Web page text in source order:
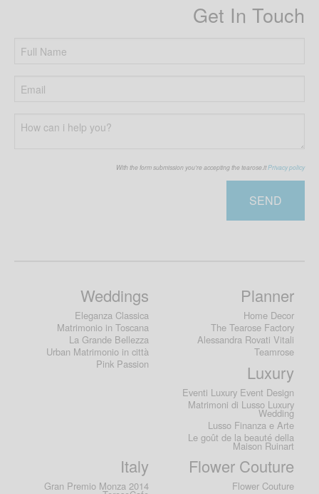
Get In Touch
With the form submission you're accepting the tearose.itPrivacy policy
SEND
Weddings
Eleganza Classica
Matrimonio in Toscana
La Grande Bellezza
Urban Matrimonio in città
Pink Passion
Planner
Home Decor
The Tearose Factory
Alessandra Rovati Vitali
Teamrose
Luxury
Eventi Luxury Event Design
Matrimoni di Lusso Luxury
Wedding
Lusso Finanza e Arte
Le goût de la beauté della
Maison Ruinart
Italy
Gran Premio Monza 2014
Flower Couture
Flower Couture